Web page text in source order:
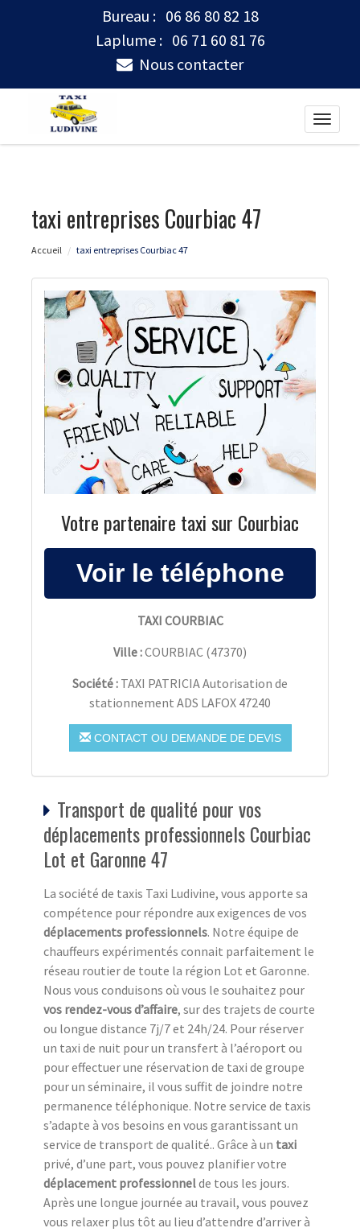
Bureau : 06 86 80 82 18
Laplume : 06 71 60 81 76
Nous contacter
Toggle
taxi entreprises Courbiac 47
Accueil taxi entreprises Courbiac 47
Votre partenaire taxi sur Courbiac
TAXI COURBIAC
Ville :COURBIAC (47370)
Société : TAXI PATRICIA Autorisation de
stationnement ADS LAFOX 47240
CONTACT OU DEMANDE DE DEVIS
Transport de qualité pour vos
déplacements professionnels Courbiac
Lot et Garonne 47
La société de taxis Taxi Ludivine, vous apporte sa
compétence pour répondre aux exigences de vos
déplacements professionnels. Notre équipe de
chauffeurs expérimentés connait parfaitement le
réseau routier de toute la région Lot et Garonne.
Nous vous conduisons où vous le souhaitez pour
vos rendez-vous d’affaire, sur des trajets de courte
ou longue distance 7j/7 et 24h/24. Pour réserver
un taxi de nuit pour un transfert à l’aéroport ou
pour effectuer une réservation de taxi de groupe
pour un séminaire, il vous suffit de joindre notre
permanence téléphonique. Notre service de taxis
s’adapte à vos besoins en vous garantissant un
service de transport de qualité.. Grâce à un taxi
privé, d’une part, vous pouvez planifier votre
déplacement professionnelde tous les jours.
Après une longue journée au travail, vous pouvez
vous relaxer plus tôt au lieu d’attendre d’arriver à